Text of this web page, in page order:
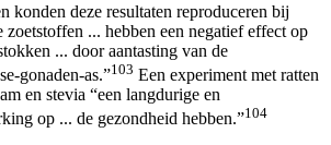
konden deze resultaten reproduceren bij
... hebben een negatief effect op
... door aantasting van de
gonaden-as.”103 Een experiment met ratten
en stevia “een langdurige en
op ... de gezondheid hebben.”104